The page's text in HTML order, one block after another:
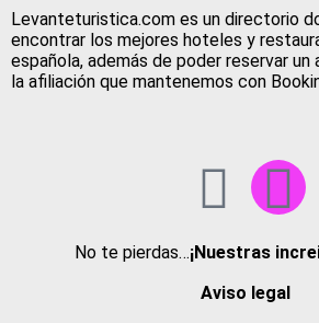
Levanteturistica.com es un directorio
encontrar los mejores hoteles y
española, además de poder reservar un
la afiliación que mantenemos con
No te pierdas…¡Nuestras
Aviso legal